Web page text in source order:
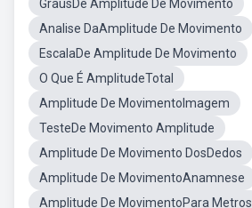
GrausDe Amplitude De Movimento
Analise DaAmplitude De Movimento
EscalaDe Amplitude De Movimento
O Que É AmplitudeTotal
Amplitude De MovimentoImagem
TesteDe Movimento Amplitude
Amplitude De Movimento DosDedos
Amplitude De MovimentoAnamnese
Amplitude De MovimentoPara Metros